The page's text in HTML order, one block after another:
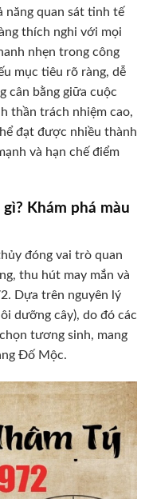
năng quan sát tinh tế
thích nghi với mọi
nhẹn trong công
mục tiêu rõ ràng, dễ
cân bằng giữa cuộc
thần trách nhiệm cao,
đạt được nhiều thành
và hạn chế điểm
Khám phá màu
đóng vai trò quan
thu hút may mắn và
Dựa trên nguyên lý
dưỡng cây), do đó các
tương sinh, mang
Đố Mộc.